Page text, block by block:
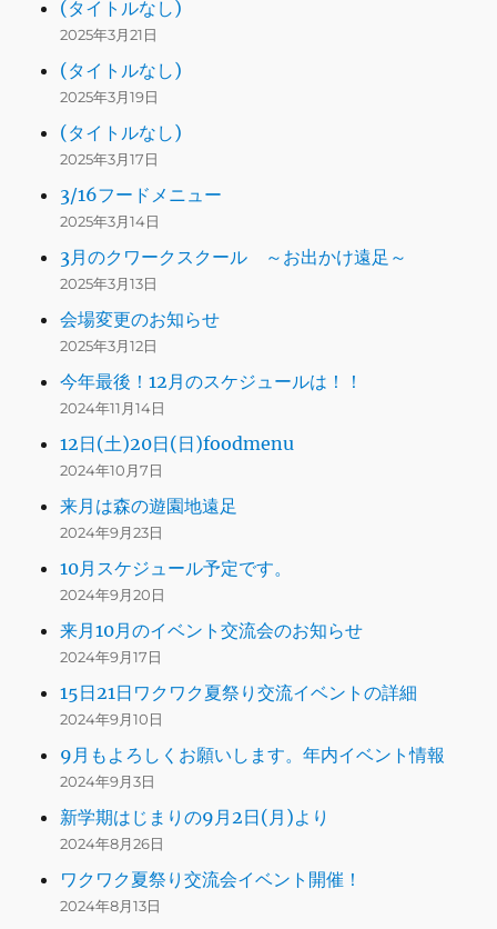
(タイトルなし)
2025年3月21日
(タイトルなし)
2025年3月19日
(タイトルなし)
2025年3月17日
3/16フードメニュー
2025年3月14日
3月のクワークスクール ～お出かけ遠足～
2025年3月13日
会場変更のお知らせ
2025年3月12日
今年最後！12月のスケジュールは！！
2024年11月14日
12日(土)20日(日)foodmenu
2024年10月7日
来月は森の遊園地遠足
2024年9月23日
10月スケジュール予定です。
2024年9月20日
来月10月のイベント交流会のお知らせ
2024年9月17日
15日21日ワクワク夏祭り交流イベントの詳細
2024年9月10日
9月もよろしくお願いします。年内イベント情報
2024年9月3日
新学期はじまりの9月2日(月)より
2024年8月26日
ワクワク夏祭り交流会イベント開催！
2024年8月13日